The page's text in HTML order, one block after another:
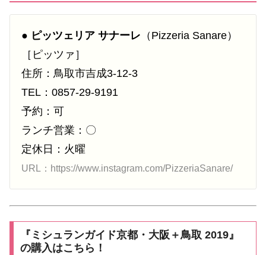
● ピッツェリア サナーレ （Pizzeria Sanare）
［ピッツァ］
住所：鳥取市吉成3-12-3
TEL：0857-29-9191
予約：可
ランチ営業：〇
定休日：火曜
URL：https://www.instagram.com/PizzeriaSanare/
『ミシュランガイド京都・大阪＋鳥取 2019』
の購入はこちら！